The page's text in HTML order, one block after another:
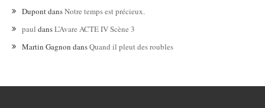
DupontdansNotre temps est précieux.
paul dansL’Avare ACTE IV Scène 3
Martin Gagnon dansQuand il pleut des roubles